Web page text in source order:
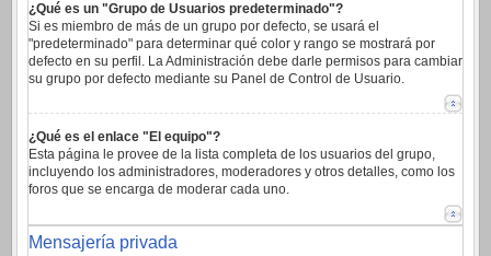
¿Qué es un "Grupo de Usuarios predeterminado"?
Si es miembro de más de un grupo por defecto, se usará el
"predeterminado" para determinar qué color y rango se mostrará por
defecto en su perfil. La Administración debe darle permisos para cambiar
su grupo por defecto mediante su Panel de Control de Usuario.
¿Qué es el enlace "El equipo"?
Esta página le provee de la lista completa de los usuarios del grupo,
incluyendo los administradores, moderadores y otros detalles, como los
foros que se encarga de moderar cada uno.
Mensajería privada